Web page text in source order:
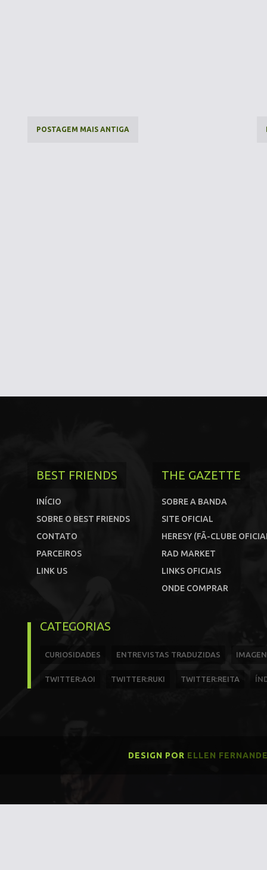
POSTAGEM MAIS ANTIGA
BEST FRIENDS
INÍCIO
SOBRE O BEST FRIENDS
CONTATO
PARCEIROS
LINK US
THE GAZETTE
SOBRE A BANDA
SITE OFICIAL
HERESY (FÃ-CLUBE
RAD MARKET
LINKS OFICIAIS
ONDE COMPRAR
CATEGORIAS
CURIOSIDADES ENTREVISTAS TRADUZIDAS
TWITTER:AOI TWITTER:RUKI TWITTER:REITA
DESIGN POR ELLEN